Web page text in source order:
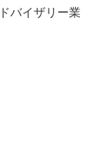
バイザリー業